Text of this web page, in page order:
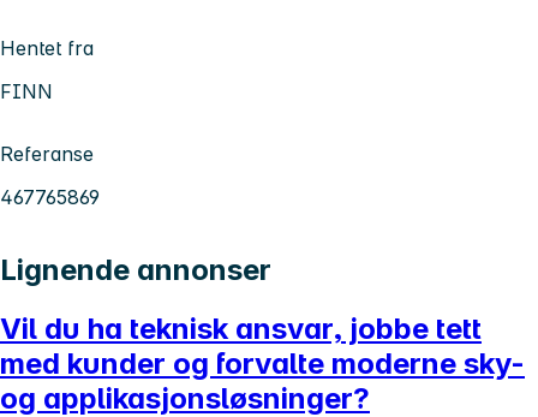
Hentet fra
FINN
Referanse
467765869
Lignende annonser
Vil du ha teknisk ansvar, jobbe tett
med kunder og forvalte moderne sky-
og applikasjonsløsninger?